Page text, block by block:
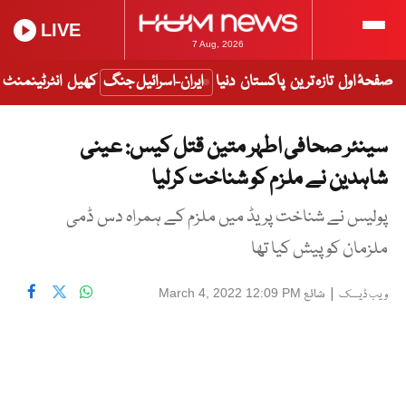
7 Aug, 2026
LIVE
صفحۂ اول تازہ ترین پاکستان دنیا ایران-اسرائیل جنگ کھیل انٹرٹینمنٹ
سینئر صحافی اطہر متین قتل کیس: عینی
شاہدین نے ملزم کو شناخت کرلیا
پولیس نے شناخت پریڈ میں ملزم کے ہمراہ دس ڈمی
ملزمان کو پیش کیا تھا
ویب ڈیسک | شائع March 4, 2022 12:09 PM